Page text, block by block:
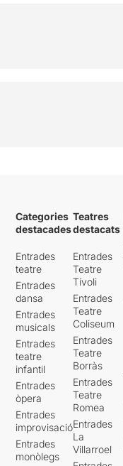
Categories
destacades
Entrades
teatre
Entrades
dansa
Entrades
musicals
Entrades
teatre
infantil
Entrades
òpera
Entrades
improvisació
Entrades
monòlegs
Teatres
destacats
Entrades
Teatre
Tívoli
Entrades
Teatre
Coliseum
Entrades
Teatre
Borràs
Entrades
Teatre
Romea
Entrades
La
Villarroel